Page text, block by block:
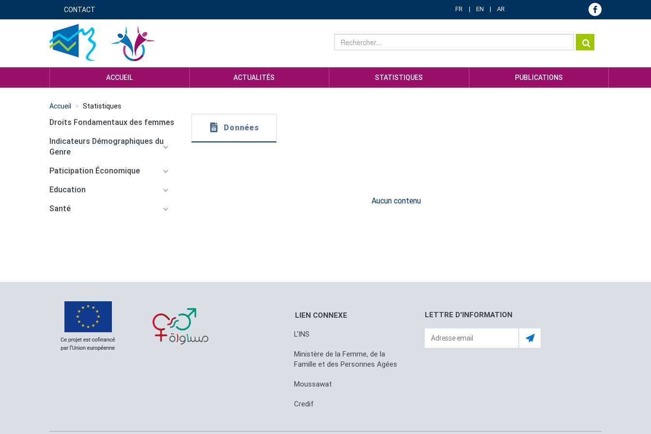
Menu
header
genre
CONTACT FR EN AR
ACCUEIL ACTUALITÉS STATISTIQUES PUBLICATIONS
Accueil Statistiques
Droits Fondamentaux des femmes
Indicateurs Démographiques du
Genre
Paticipation Économique
Education
Santé
Données
Aucun contenu
LIEN CONNEXE
L'INS
Ministère de la Femme, de la
Famille et des Personnes Agées
Moussawat
Credif
LETTRE D'INFORMATION